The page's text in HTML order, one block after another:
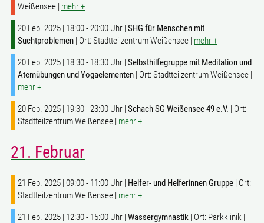
Weißensee | mehr +
20 Feb. 2025 | 18:00 - 20:00 Uhr | SHG für Menschen mit
Suchtproblemen | Ort: Stadtteilzentrum Weißensee | mehr +
20 Feb. 2025 | 18:30 - 18:30 Uhr | Selbsthilfegruppe mit Meditation und
Atemübungen und Yogaelementen | Ort: Stadtteilzentrum Weißensee |
mehr +
20 Feb. 2025 | 19:30 - 23:00 Uhr | Schach SG Weißensee 49 e.V. | Ort:
Stadtteilzentrum Weißensee | mehr +
21. Februar
21 Feb. 2025 | 09:00 - 11:00 Uhr | Helfer- und Helferinnen Gruppe | Ort:
Stadtteilzentrum Weißensee | mehr +
21 Feb. 2025 | 12:30 - 15:00 Uhr | Wassergymnastik | Ort: Parkklinik |